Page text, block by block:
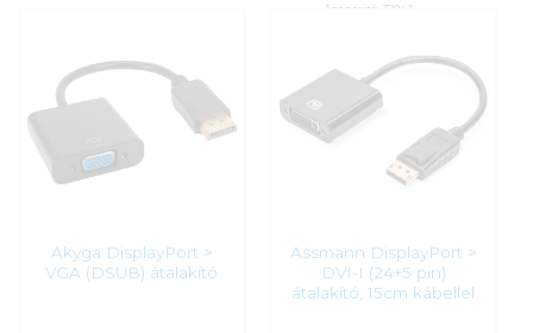
Azonosító: 37043
Akyga DisplayPort >
VGA (DSUB) átalakító
Assmann DisplayPort >
DVI-I (24+5 pin)
átalakító, 15cm kábellel